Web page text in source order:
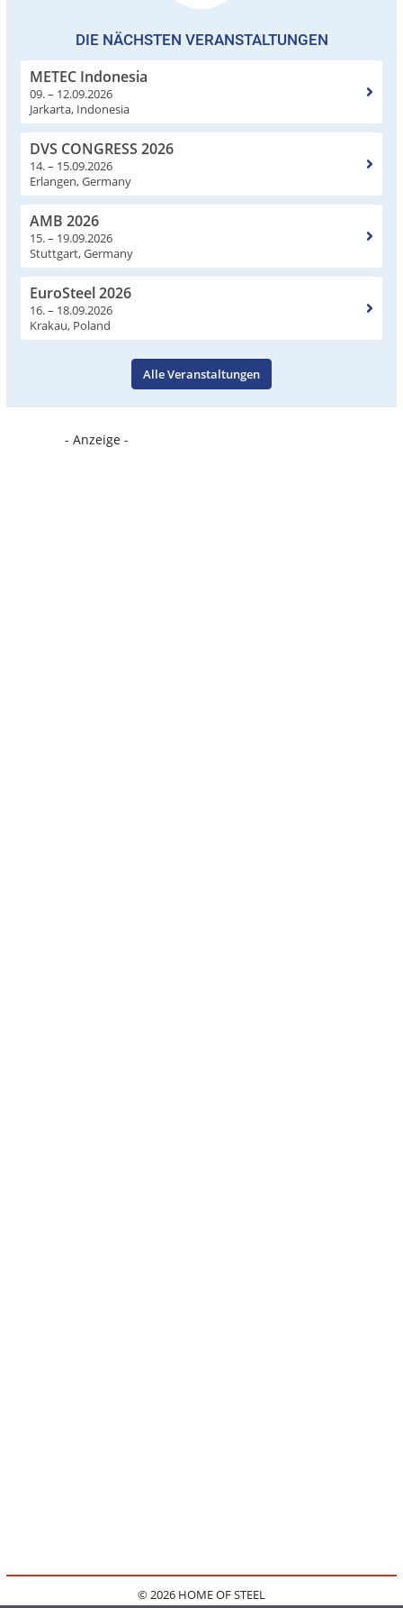
DIE NÄCHSTEN VERANSTALTUNGEN
METEC Indonesia
09. – 12.09.2026
Jarkarta, Indonesia
DVS CONGRESS 2026
14. – 15.09.2026
Erlangen, Germany
AMB 2026
15. – 19.09.2026
Stuttgart, Germany
EuroSteel 2026
16. – 18.09.2026
Krakau, Poland
Alle Veranstaltungen
- Anzeige -
© 2026 HOME OF STEEL